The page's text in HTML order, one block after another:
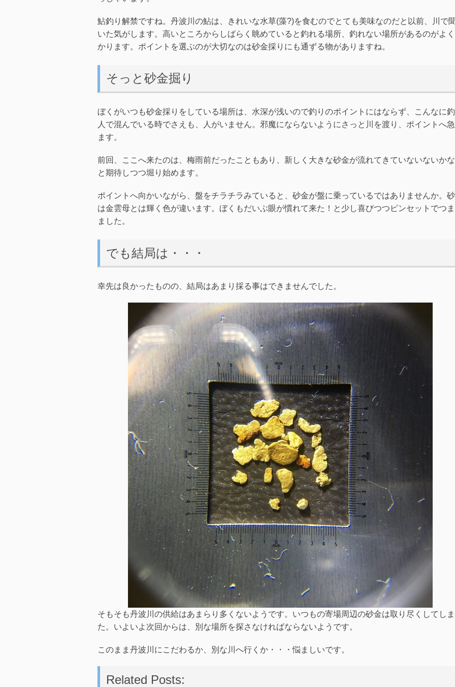
鮎釣り解禁ですね。丹波川の鮎は、きれいな水草(藻?)を食むのでとても美味なのだと以前、川で聞
いた気がします。高いところからしばらく眺めていると釣れる場所、釣れない場所があるのがよ
かります。ポイントを選ぶのが大切なのは砂金採りにも通ずる物がありますね。
そっと砂金掘り
ぼくがいつも砂金採りをしている場所は、水深が浅いので釣りのポイントにはならず、こんなに釣
人で混んでいる時でさえも、人がいません。邪魔にならないようにさっと川を渡り、ポイントへ
ます。
前回、ここへ来たのは、梅雨前だったこともあり、新しく大きな砂金が流れてきていないないか
と期待しつつ堀り始めます。
ポイントへ向かいながら、盤をチラチラみていると、砂金が盤に乗っているではありませんか。
は金雲母とは輝く色が違います。ぼくもだいぶ眼が慣れて来た！と少し喜びつつピンセットでつ
ました。
でも結局は・・・
幸先は良かったものの、結局はあまり採る事はできませんでした。
そもそも丹波川の供給はあまらり多くないようです。いつもの寄場周辺の砂金は取り尽くしてし
た。いよいよ次回からは、別な場所を探さなければならないようです。
このまま丹波川にこだわるか、別な川へ行くか・・・悩ましいです。
Related Posts: